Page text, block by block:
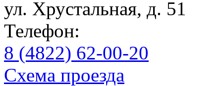
ул. Хрустальная, д. 51
Телефон:
8 (4822) 62-00-20
Схема проезда